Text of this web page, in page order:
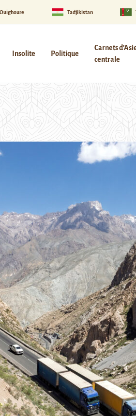
Tadjikistan
Insolite Politique
Carnets
centrale